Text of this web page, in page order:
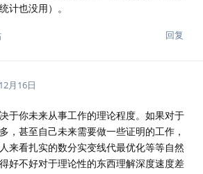
计也没用）。
回复
月16日
于你未来从事工作的理论程度。如果对于
，甚至自己未来需要做一些证明的工作，
来看扎实的数分实变线代最优化等等自然
好不好对于理论性的东西理解深度速度差